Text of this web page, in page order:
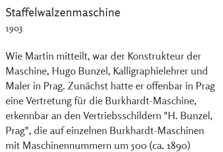
Staffelwalzenmaschine
1903
Wie Martin mitteilt, war der Konstrukteur der
Maschine, Hugo Bunzel, Kalligraphielehrer und
Maler in Prag. Zunächst hatte er offenbar in Prag
eine Vertretung für die Burkhardt-Maschine,
erkennbar an den Vertriebsschildern "H. Bunzel,
Prag", die auf einzelnen Burkhardt-Maschinen
mit Maschinennummern um 500 (ca. 1890)